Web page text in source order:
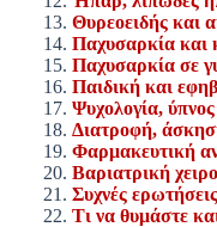
Θυρεοειδής και
Παχυσαρκία και
Παχυσαρκία σε
Παιδική και
Ψυχολογία,
Διατροφή,
Φαρμακευτική
Βαριατρική
Συχνές ερωτήσεις
Τι να θυμάστε